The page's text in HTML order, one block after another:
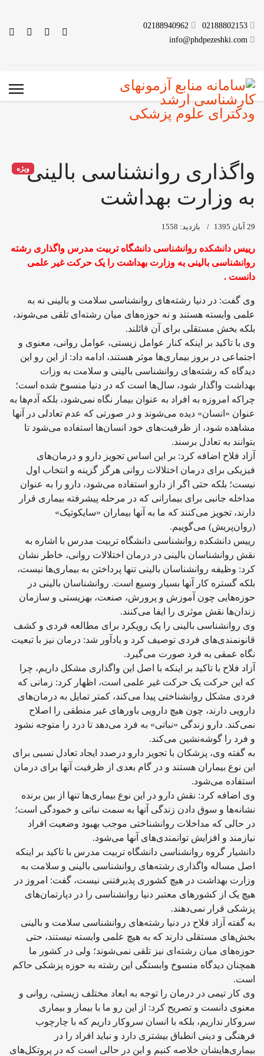
02188802153
02188940962
info@phdpezeshki.com
ویژهواگذاری روانشناسی بالینی
به وزارت بهداشت
29 آبان 1395 بازدید: 1558
رییس دانشکده روانشناسی دانشگاه تربیت مدرس واگذاری رشته
روانشناسی بالینی به وزارت بهداشت را یک حرکت غیر علمی
دانست .
وی گفت: در دنیا رشته‌های روانشناسی سلامت و بالینی نه به
علمی وابسته هستند و نه حوزه‌های میان رشته‌ای تلقی می‌شوند،
بلکه بخش‌ مستقلی برای آن قائلند.
وی با تاکید بر اینکه کنار عوامل زیستی، عوامل روانی، معنوی و
اجتماعی در بروز بیماری‌ها موثر هستند، ادامه داد: از این رو این
دیدگاه که رشته‌های روانشناسی بالینی و سلامت به وزات
بهداشت واگذار شود، سال‌ها است که در دنیا منسوخ شده است؛
چراکه امروزه به افراد به عنوان بیمار نگاه نمی‌شود، بلکه آدم‌ها به
عنوان «انسان» دیده می‌شوند و در صورتی که عدم تعادلی در آنها
مشاهده شود، از ظرفیت‌های خود انسان‌ها استفاده می‌شود تا
بتوانند به تعادل برسند.
آزاد فلاح اضافه کرد: بر این اساس تجویز دارو و درمان‌های
فیزیکی برای درمان اختلالات روانی هرگز گزینه و انتخاب اول
نیست؛ بلکه حتی اگر از دارو استفاده می‌شود،‌ دارو را به عنوان
مداخله جانبی برای بیمارانی که در مرحله پیشرفته بیماری قرار
دارند، تجویز می‌کنند که ما به آنها بیماران «سایکوتیک»
(روان‌پریش) می‌گوییم.
رییس دانشکده روانشناسی دانشگاه تربیت مدرس با اشاره به
نقش روانشناسان بالینی در درمان اختلالات روانی،‌ خاطر نشان
کرد: وظیفه روانشناسان بالینی تنها پرداختن به بیماری‌ها نیست،
بلکه گستره کار آنها بسیار وسیع است. روانشناسان بالینی در
حوزه‌هایی چون آموزش و پرورش، صنعت، بهزیستی و سازمان
زندان‌ها نقش موثری را ایفا می‌کنند.
وی روانشناسی بالینی را یک رویکرد برای مطالعه فردی و کشف
قانونمندی‌های فردی توصیف کرد و یادآور شد: درمان نیز با تبعیت
نگاه عمقی به فرد صورت می‌گیرد.
آزاد فلاح با تاکید بر اینکه با اصل این واگذاری مشکل داریم، چرا
که این حرکت یک حرکت غیر علمی است، اظهار کرد: زمانی که
فردی مشکل روانشناختی پیدا می‌کند، کمتر تمایل به درمان‌های
دارویی دارند، چون هیچ دارویی باورهای غیر منطقی را اصلاح
نمی‌کند. دارو زندگی «نباتی» به فرد می‌دهد تا درد را متوجه نشود
و فرد را گوشه‌نشین می‌کند.
به گفته وی، پزشکان با تجویز دارو درصدد ایجاد تعادل نسبی برای
این نوع بیماران هستند و در گام بعدی از ظرفیت آنها برای درمان
استفاده می‌شود.
وی اضافه کرد: نقش دارو در این نوع بیماری‌ها تنها از بین برنده
نشانه‌ها و سوق دادن زندگی آنها به سمت نباتی و خمودگی است؛
در حالی که مداخلات روانشناختی موجب بهبود وضعیت افراد
نیازمند و افزایش توانمندی‌های آنها می‌شود.
دانشیار گروه روانشناسی دانشگاه تربیت مدرس با تاکید بر اینکه
اصل مساله واگذاری رشته‌های روانشناسی بالینی و سلامت به
وزارت بهداشت در هیچ کشوری پذیرفتنی نیست، گفت: امروز در
هیچ یک از کشورهای معتبر دنیا روانشناسی را در دپارتمان‌های
پزشکی قرار نمی‌دهند.
به گفته آزاد فلاح در دنیا رشته‌های روانشناسی سلامت و بالینی
بخش‌های مستقلی دارند که به هیچ علمی وابسته نیستند، حتی
حوزه‌های میان رشته‌ای نیز تلقی نمی‌شوند؛ ولی در کشور ما
همچنان دیدگاه منسوخ وابستگی این رشته به حوزه پزشکی حاکم
است.
وی کار تیمی در درمان را توجه به ابعاد مختلف زیستی، روانی و
معنوی دانست و تصریح کرد: از این رو ما با بیمار و بیماری
سروکار نداریم، بلکه با انسان سروکار داریم که با چارچوب
فرهنگی و دینی انطباق بیشتری دارد و نباید افراد را در
بیماری‌هایشان خلاصه کنیم و این در حالی است که در پروتکل‌های